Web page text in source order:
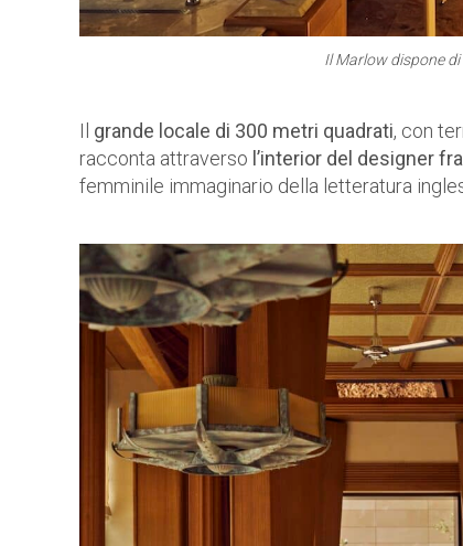
Il Marlow dispone di
Il grande locale di 300 metri quadrati, con
racconta attraverso l’interior del designer
femminile immaginario della letteratura